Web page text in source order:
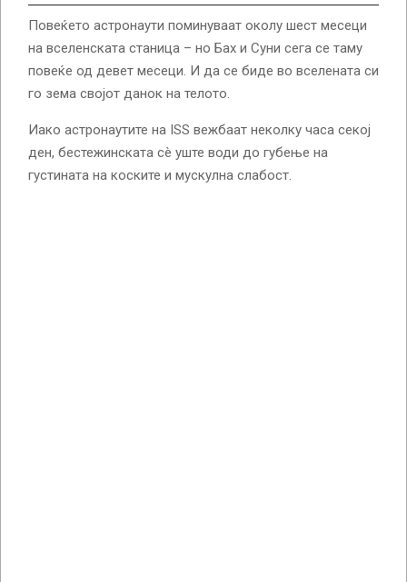
Повеќето астронаути поминуваат околу шест месеци
на вселенската станица – но Бах и Суни сега се таму
повеќе од девет месеци. И да се биде во вселената си
го зема својот данок на телото.
Иако астронаутите на ISS вежбаат неколку часа секој
ден, бестежинската сè уште води до губење на
густината на коските и мускулна слабост.